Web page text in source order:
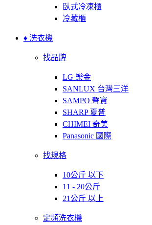
臥式冷凍櫃
冷藏櫃
♦ 洗衣機
找品牌
LG 樂金
SANLUX 台灣三洋
SAMPO 聲寶
SHARP 夏普
CHIMEI 奇美
Panasonic 國際
找規格
10公斤 以下
11 - 20公斤
21公斤 以上
定頻洗衣機